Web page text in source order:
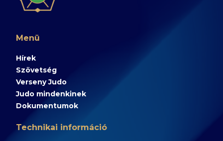
Menü
Hírek
Szövetség
Verseny Judo
Judo mindenkinek
Dokumentumok
Technikai információ